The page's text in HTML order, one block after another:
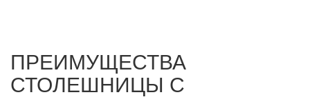
ПРЕИМУЩЕСТВА
СТОЛЕШНИЦЫ С